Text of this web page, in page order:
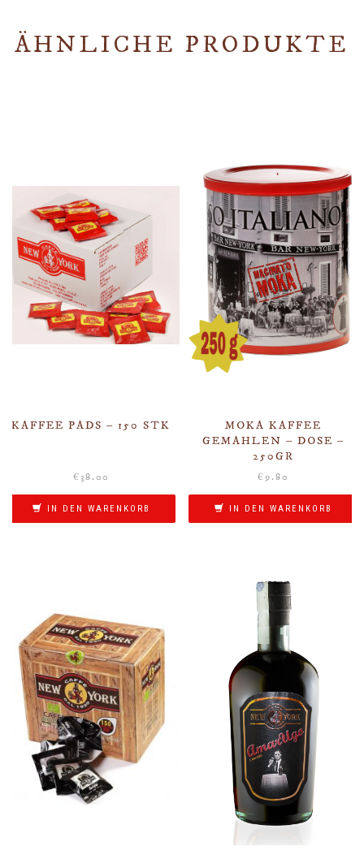
ÄHNLICHE PRODUKTE
KAFFEE PADS – 150 STK
€ 38.00
IN DEN WARENKORB
MOKA KAFFEE
GEMAHLEN – DOSE –
250GR
€ 9.80
IN DEN WARENKORB